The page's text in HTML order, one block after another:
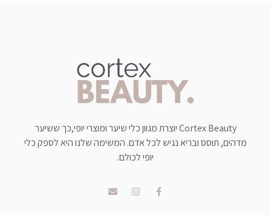
Cortex Beauty יוצרת מגוון כלי שיער ומוצרי יופי,כך ששיער
מדהים, תוסס ובריא נגיש לכל אדם. המשימה שלנו היא לספק כלי
יופי לכולם.